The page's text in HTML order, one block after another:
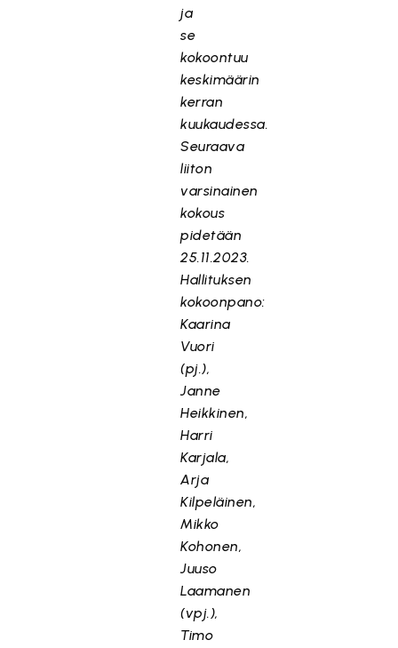
ja
se
kokoontuu
keskimäärin
kerran
kuukaudessa.
Seuraava
liiton
varsinainen
kokous
pidetään
25.11.2023.
Hallituksen
kokoonpano:
Kaarina
Vuori
(pj.),
Janne
Heikkinen,
Harri
Karjala,
Arja
Kilpeläinen,
Mikko
Kohonen,
Juuso
Laamanen
(vpj.),
Timo